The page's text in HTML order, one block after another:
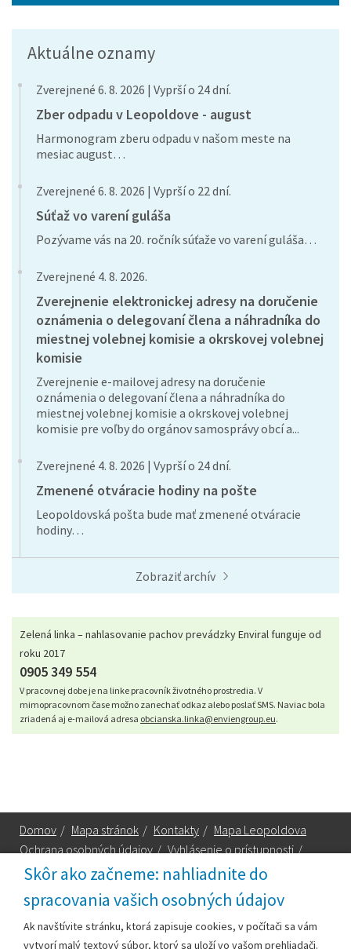
Skôr ako začneme: nahliadnite do
spracovania vašich osobných údajov
Ak navštívite stránku, ktorá zapisuje cookies, v počítači sa vám
vytvorí malý textový súbor, ktorý sa uloží vo vašom prehliadači.
Aktuálne oznamy
Zverejnené 6. 8. 2026 | Vyprší o 24 dní.
Zber odpadu v Leopoldove - august
Harmonogram zberu odpadu v našom meste na
mesiac august…
Zverejnené 6. 8. 2026 | Vyprší o 22 dní.
Súťaž vo varení guláša
Pozývame vás na 20. ročník súťaže vo varení guláša…
Zverejnené 4. 8. 2026.
Zverejnenie elektronickej adresy na doručenie
oznámenia o delegovaní člena a náhradníka do
miestnej volebnej komisie a okrskovej volebnej
komisie
Zverejnenie e-mailovej adresy na doručenie
oznámenia o delegovaní člena a náhradníka do
miestnej volebnej komisie a okrskovej volebnej
komisie pre voľby do orgánov samosprávy obcí a...
Zverejnené 4. 8. 2026 | Vyprší o 24 dní.
Zmenené otváracie hodiny na pošte
Leopoldovská pošta bude mať zmenené otváracie
hodiny…
Zobraziť archív
Zelená linka – nahlasovanie pachov prevádzky Enviral funguje od
roku 2017
0905 349 554
V pracovnej dobe je na linke pracovník životného prostredia. V
mimopracovnom čase možno zanechať odkaz alebo poslať SMS. Naviac bola
zriadená aj e-mailová adresa obcianska.linka@enviengroup.eu.
Domov / Mapa stránok / Kontakty / Mapa Leopoldova
Ochrana osobných údajov / Vyhlásenie o prístupnosti /
Technická podpora